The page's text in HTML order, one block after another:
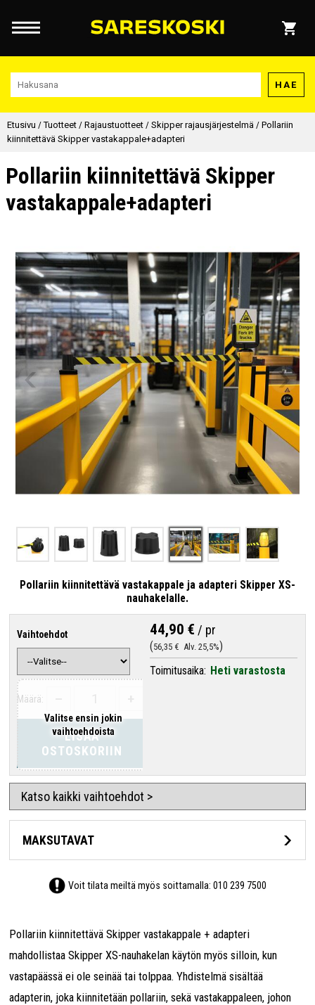
HAE
Etusivu /Tuotteet / Rajaustuotteet / Skipper rajausjärjestelmä / Pollariin
kiinnitettävä Skipper vastakappale+adapteri
Pollariin kiinnitettävä Skipper
vastakappale+adapteri
Pollariin kiinnitettävä vastakappale ja adapteri Skipper XS-
nauhakelalle.
Vaihtoehdot
Valitse ensin jokin
vaihtoehdoista
Määrä:
LISÄÄ
OSTOSKORIIN
44,90 € / pr
56,35 € Alv. 25,5%
Toimitusaika: Heti varastosta
Katso kaikki vaihtoehdot >
MAKSUTAVAT
Voit tilata meiltä myös soittamalla:010 239 7500
Pollariin kiinnitettävä Skipper vastakappale + adapteri
mahdollistaa Skipper XS-nauhakelan käytön myös silloin, kun
vastapäässä ei ole seinää tai tolppaa. Yhdistelmä sisältää
adapterin, joka kiinnitetään pollariin, sekä vastakappaleen, johon